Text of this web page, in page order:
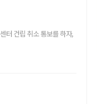
터 건립 취소 통보를 하자,